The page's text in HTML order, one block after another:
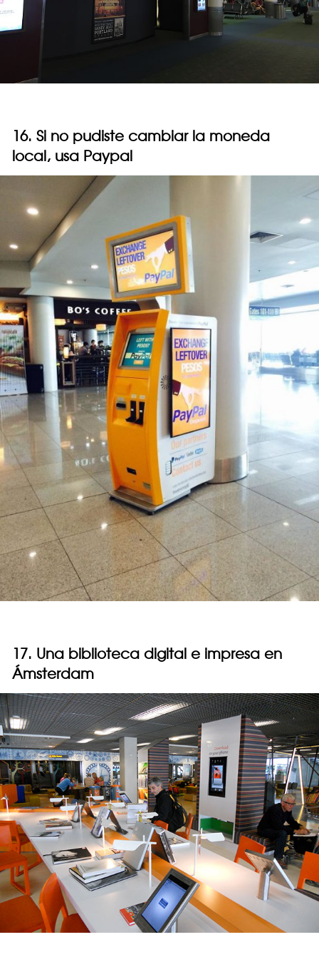
16. Si no pudiste cambiar la moneda
local, usa Paypal
17. Una biblioteca digital e impresa en
Ámsterdam